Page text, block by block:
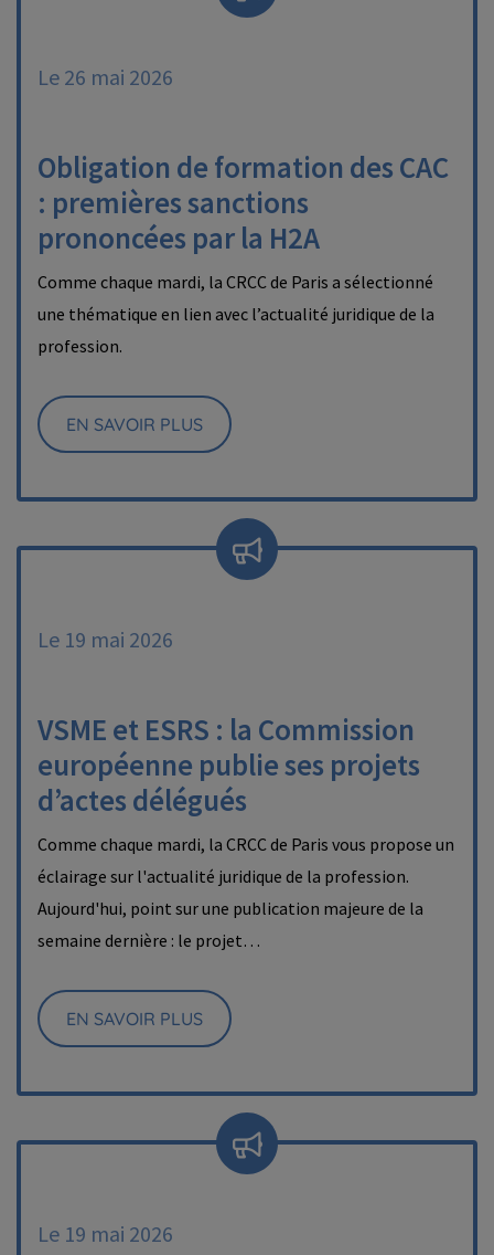
Le 26 mai 2026
Obligation de formation des CAC
: premières sanctions
prononcées par la H2A
Comme chaque mardi, la CRCC de Paris a sélectionné
une thématique en lien avec l’actualité juridique de la
profession.
EN SAVOIR PLUS
Le 19 mai 2026
VSME et ESRS : la Commission
européenne publie ses projets
d’actes délégués
Comme chaque mardi, la CRCC de Paris vous propose un
éclairage sur l'actualité juridique de la profession.
Aujourd'hui, point sur une publication majeure de la
semaine dernière : le projet…
EN SAVOIR PLUS
Le 19 mai 2026